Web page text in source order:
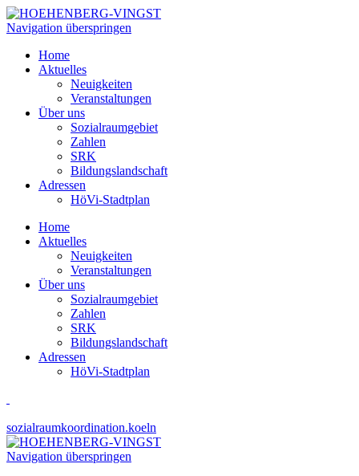
Navigation überspringen
Home
Aktuelles
Neuigkeiten
Veranstaltungen
Über uns
Sozialraumgebiet
Zahlen
SRK
Bildungslandschaft
Adressen
HöVi-Stadtplan
Home
Aktuelles
Neuigkeiten
Veranstaltungen
Über uns
Sozialraumgebiet
Zahlen
SRK
Bildungslandschaft
Adressen
HöVi-Stadtplan
sozialraumkoordination.koeln
Navigation überspringen